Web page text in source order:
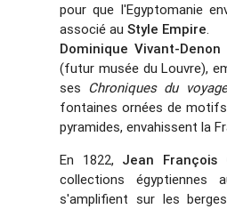
pour que l'Egyptomanie
associé auStyle Empire.
Dominique Vivant-Denon
(futur musée du Louvre),
ses Chroniques du
fontaines ornées de
pyramides, envahissent la
En 1822, Jean François
collections égyptiennes
s'amplifient sur les